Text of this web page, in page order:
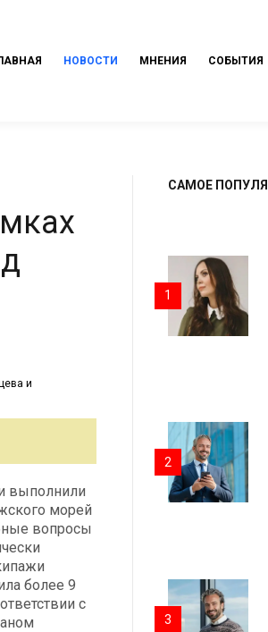
НОВОСТИ МНЕНИЯ СОБЫТИЯ
выполнили
морей
вопросы
более 9
с
САМОЕ
1
2
3